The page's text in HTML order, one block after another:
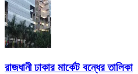
রাজধানী ঢাকার মার্কেট বন্ধের তালিকা